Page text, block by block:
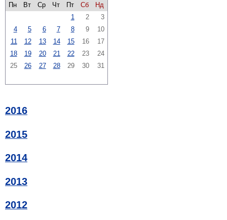
Пн
Вт Ср Чт Пт Сб
Нд
1
2
3
4
5 6 7 8 9
10
11
12 13 14 15 16
17
18
19 20 21 22 23
24
25
26 27 28 29 30 31
2016
2015
2014
2013
2012